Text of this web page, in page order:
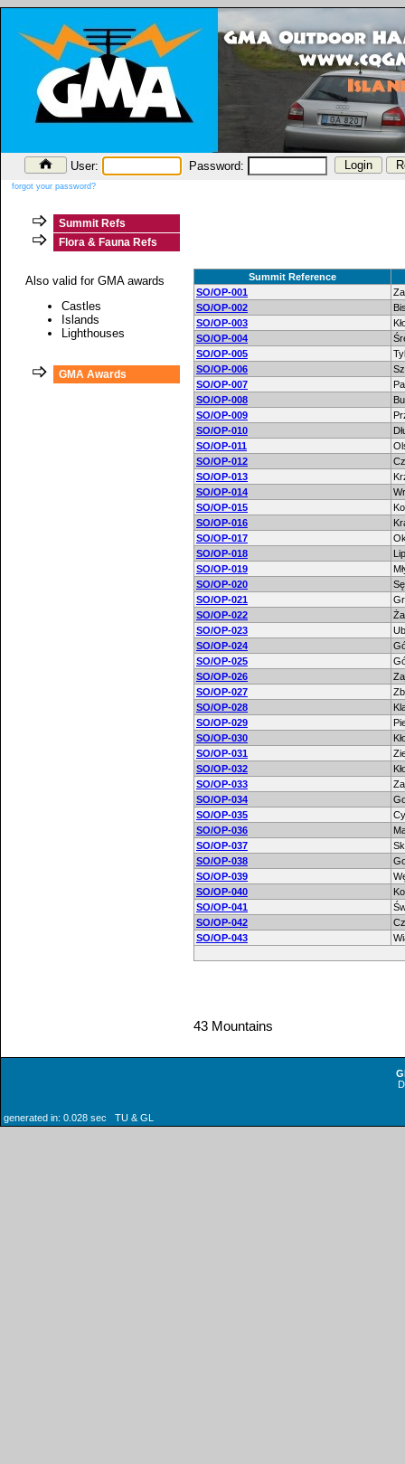
User: Password:
forgot your password?
Summit Refs
Flora & Fauna Refs
Also valid for GMA awards
Castles
Islands
Lighthouses
GMA Awards
Summit Reference
SO/OP-001
SO/OP-002
SO/OP-003
SO/OP-004
SO/OP-005
SO/OP-006
SO/OP-007
SO/OP-008
SO/OP-009
SO/OP-010
SO/OP-011
SO/OP-012
SO/OP-013
SO/OP-014
SO/OP-015
SO/OP-016
SO/OP-017
SO/OP-018
SO/OP-019
SO/OP-020
SO/OP-021
SO/OP-022
SO/OP-023
SO/OP-024
SO/OP-025
SO/OP-026
SO/OP-027
SO/OP-028
SO/OP-029
SO/OP-030
SO/OP-031
SO/OP-032
SO/OP-033
SO/OP-034
SO/OP-035
SO/OP-036
SO/OP-037
SO/OP-038
SO/OP-039
SO/OP-040
SO/OP-041
SO/OP-042
SO/OP-043
43 Mountains
generated in: 0.028 sec TU & GL